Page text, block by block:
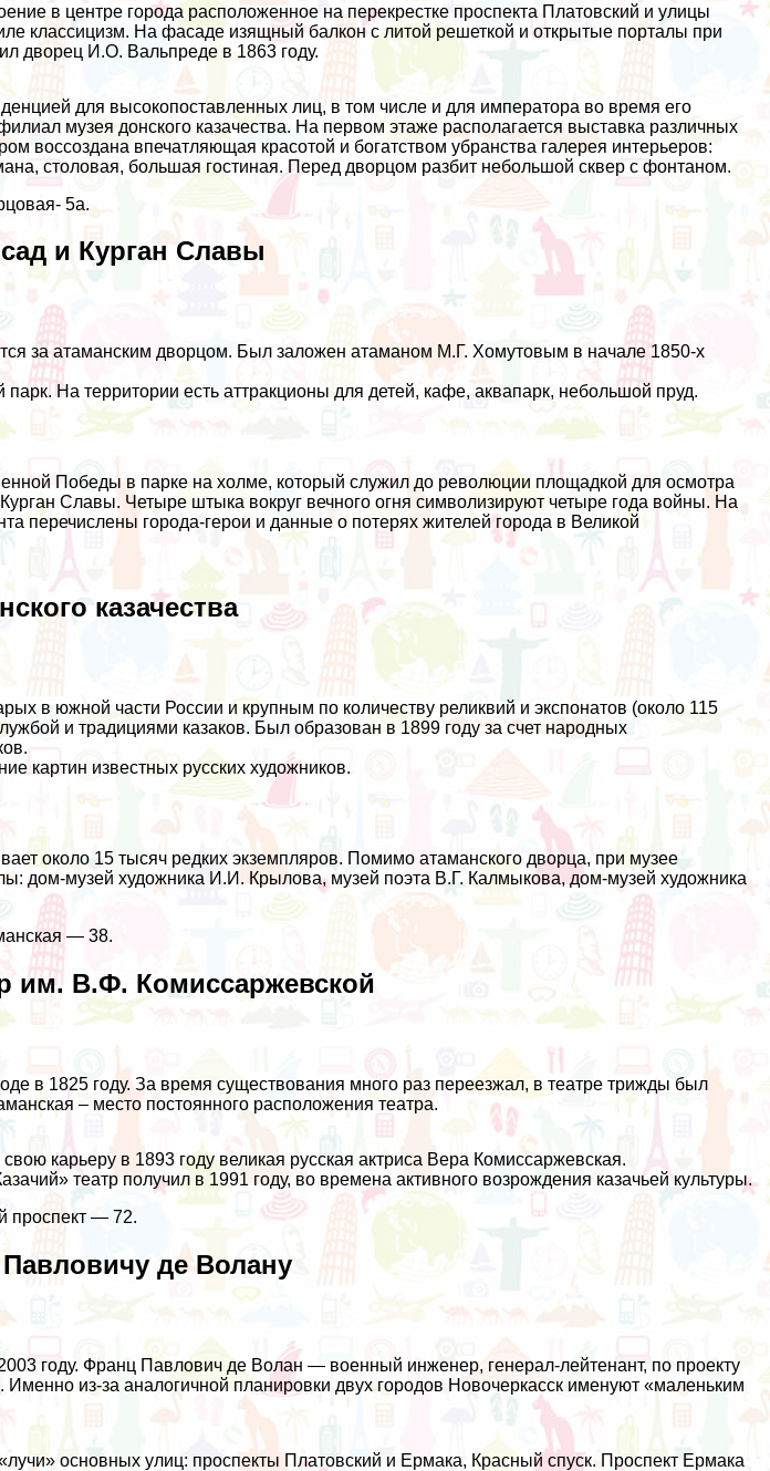
в центре города расположенное на перекрестке проспекта Платовский и улицы
классицизм. На фасаде изящный балкон с литой решеткой и открытые порталы при
дворец И.О. Вальпреде в 1863 году.
для высокопоставленных лиц, в том числе и для императора во время его
музея донского казачества. На первом этаже располагается выставка различных
воссоздана впечатляющая красотой и богатством убранства галерея интерьеров:
столовая, большая гостиная. Перед дворцом разбит небольшой сквер с фонтаном.
5а.
и Курган Славы
за атаманским дворцом. Был заложен атаманом М.Г. Хомутовым в начале 1850-х
парк. На территории есть аттракционы для детей, кафе, аквапарк, небольшой пруд.
Победы в парке на холме, который служил до революции площадкой для осмотра
Славы. Четыре штыка вокруг вечного огня символизируют четыре года войны. На
перечислены города-герои и данные о потерях жителей города в Великой
казачества
в южной части России и крупным по количеству реликвий и экспонатов (около 115
и традициями казаков. Был образован в 1899 году за счет народных
картин известных русских художников.
около 15 тысяч редких экземпляров. Помимо атаманского дворца, при музее
дом-музей художника И.И. Крылова, музей поэта В.Г. Калмыкова, дом-музей художника
— 38.
им. В.Ф. Комиссаржевской
в 1825 году. За время существования много раз переезжал, в театре трижды был
– место постоянного расположения театра.
карьеру в 1893 году великая русская актриса Вера Комиссаржевская.
театр получил в 1991 году, во времена активного возрождения казачьей культуры.
проспект — 72.
де Волану
году. Франц Павлович де Волан — военный инженер, генерал-лейтенант, по проекту
Именно из-за аналогичной планировки двух городов Новочеркасск именуют «маленьким
основных улиц: проспекты Платовский и Ермака, Красный спуск. Проспект Ермака